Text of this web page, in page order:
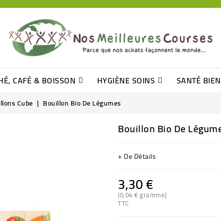
CAFÉ & BOISSON HYGIÈNE SOINS SANTÉ
Cube Bouillon Bio De Légumes
Bouillon Bio De
+ De Détails
3,30 €
(0,04 € gramme)
TTC